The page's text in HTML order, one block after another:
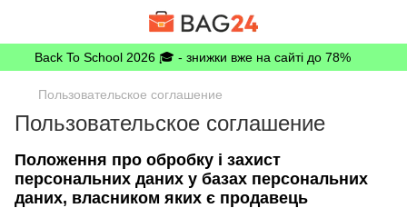
Back To School 2026 🎓 - знижки вже на сайті до 78%
Пользовательское соглашение
Пользовательское соглашение
Положення про обробку і захист
персональних даних у базах персональних
даних, власником яких є продавець